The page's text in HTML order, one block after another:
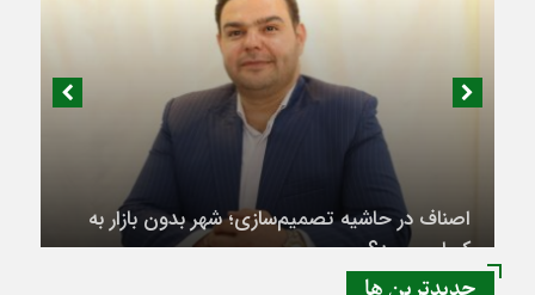
اصناف در حاشیه تصمیم‌سازی؛ شهر بدون بازار به
کجا می‌رسد؟